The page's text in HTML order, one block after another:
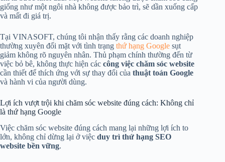
giống như một ngôi nhà không được bảo trì, sẽ dần xuống cấp
và mất đi giá trị.
Tại VINASOFT, chúng tôi nhận thấy rằng các doanh nghiệp
thường xuyên đối mặt với tình trạng thứ hạng Google sụt
giảm không rõ nguyên nhân. Thủ phạm chính thường đến từ
việc bỏ bê, không thực hiện các công việc chăm sóc website
cần thiết để thích ứng với sự thay đổi của thuật toán Google
và hành vi của người dùng.
Lợi ích vượt trội khi chăm sóc website đúng cách: Không chỉ
là thứ hạng Google
Việc chăm sóc website đúng cách mang lại những lợi ích to
lớn, không chỉ dừng lại ở việc duy trì thứ hạng SEO
website bền vững.